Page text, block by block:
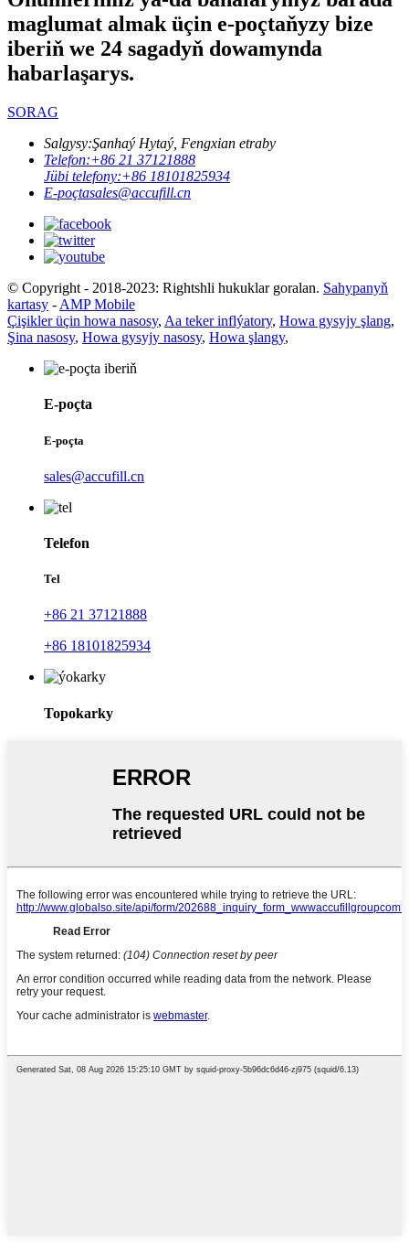
maglumat almak üçin e-poçtaňyzy bize
iberiň we 24 sagadyň dowamynda
habarlaşarys.
SORAG
Salgysy:Şanhaý Hytaý, Fengxian etraby
Telefon:+86 21 37121888
Jübi telefony:+86 18101825934
E-poçtasales@accufill.cn
© Copyright - 2018-2023: Rightshli hukuklar goralan. Sahypanyň
kartasy - AMP Mobile
Çişikler üçin howa nasosy, Aa teker inflýatory, Howa gysyjy şlang,
Şina nasosy, Howa gysyjy nasosy, Howa şlangy,
E-poçta
E-poçta
sales@accufill.cn
Telefon
Tel
+86 21 37121888
+86 18101825934
Topokarky